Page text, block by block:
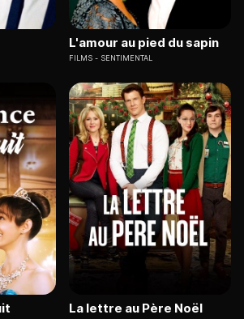
L'amour au pied du sapin
FILMS SENTIMENTAL
La lettre au Père Noël